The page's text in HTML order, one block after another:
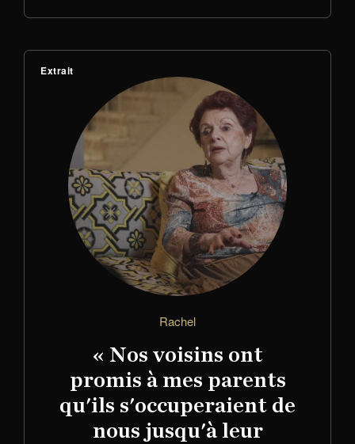
Extrait
Rachel
« Nos voisins ont
promis à mes parents
qu'ils s'occuperaient de
nous jusqu'à leur